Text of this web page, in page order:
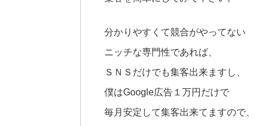
分かりやすくて競合がやってない
ニッチな専門性であれば、
ＳＮＳだけでも集客出来ますし、
僕はGoogle広告１万円だけで
毎月安定して集客出来てますので、